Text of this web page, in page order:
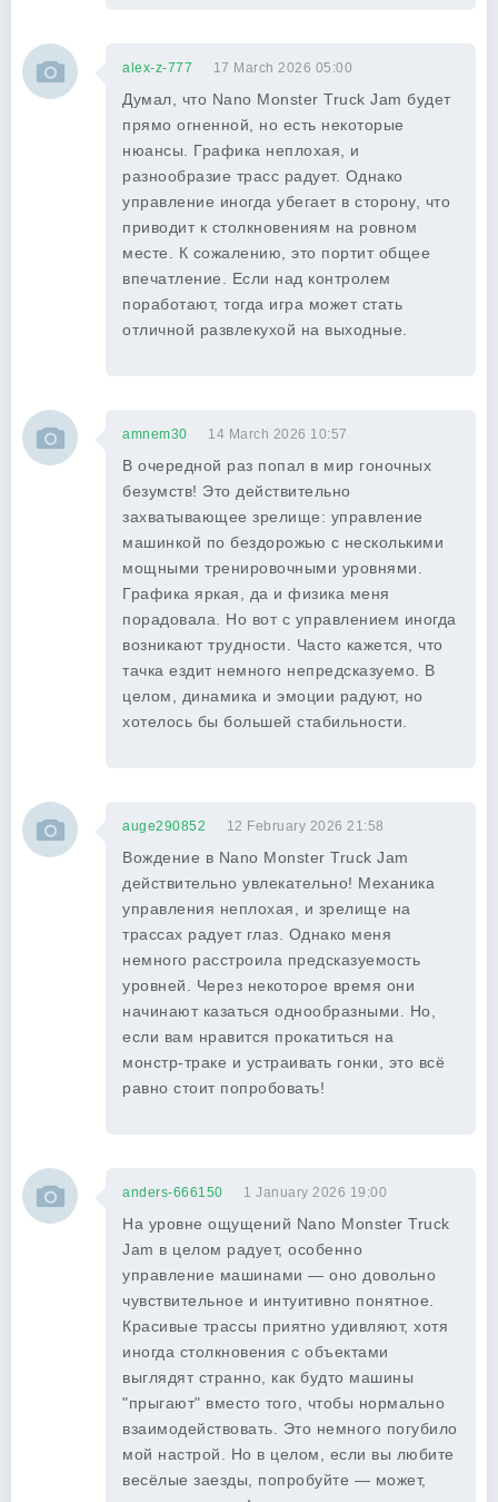
alex-z-777 17 March 2026 05:00
Думал, что Nano Monster Truck Jam будет
прямо огненной, но есть некоторые
нюансы. Графика неплохая, и
разнообразие трасс радует. Однако
управление иногда убегает в сторону, что
приводит к столкновениям на ровном
месте. К сожалению, это портит общее
впечатление. Если над контролем
поработают, тогда игра может стать
отличной развлекухой на выходные.
amnem30 14 March 2026 10:57
В очередной раз попал в мир гоночных
безумств! Это действительно
захватывающее зрелище: управление
машинкой по бездорожью с несколькими
мощными тренировочными уровнями.
Графика яркая, да и физика меня
порадовала. Но вот с управлением иногда
возникают трудности. Часто кажется, что
тачка ездит немного непредсказуемо. В
целом, динамика и эмоции радуют, но
хотелось бы большей стабильности.
auge290852 12 February 2026 21:58
Вождение в Nano Monster Truck Jam
действительно увлекательно! Механика
управления неплохая, и зрелище на
трассах радует глаз. Однако меня
немного расстроила предсказуемость
уровней. Через некоторое время они
начинают казаться однообразными. Но,
если вам нравится прокатиться на
монстр-траке и устраивать гонки, это всё
равно стоит попробовать!
anders-666150 1 January 2026 19:00
На уровне ощущений Nano Monster Truck
Jam в целом радует, особенно
управление машинами — оно довольно
чувствительное и интуитивно понятное.
Красивые трассы приятно удивляют, хотя
иногда столкновения с объектами
выглядят странно, как будто машины
"прыгают" вместо того, чтобы нормально
взаимодействовать. Это немного погубило
мой настрой. Но в целом, если вы любите
весёлые заезды, попробуйте — может,